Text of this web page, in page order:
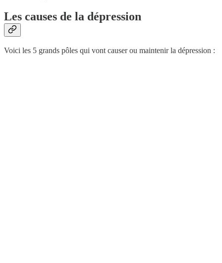
Les causes de la dépression
Voici les 5 grands pôles qui vont causer ou maintenir la dépression :